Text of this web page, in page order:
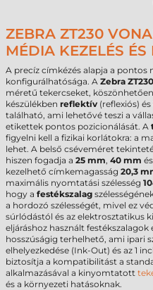
ZEBRA ZT230
MÉDIA KEZELÉS
A precíz címkézés alapja a pontos
konfigurálhatósága. A Zebra ZT230
méretű tekercseket,
készülékben reflektív (reflexiós) és
található, ami lehetővé teszi a
etikettek pontos pozicionálását. A
figyelni kell a fizikai korlátokra: a
lehet. A belső cséveméret
hiszen fogadja a 25 mm, 40 mm
kezelhető címkemagasság 20,3
maximális nyomtatási szélesség
hogy a festékszalag
a hordozó szélességét, mivel ez
súrlódástól és az elektrosztatikus
eljáráshoz használt
hosszúságig terhelhető, ami ipari
elhelyezkedése (Ink-Out) és az 1
biztosítja a kompatibilitást a
alkalmazásával a kinyomtatott
és a környezeti hatásoknak.